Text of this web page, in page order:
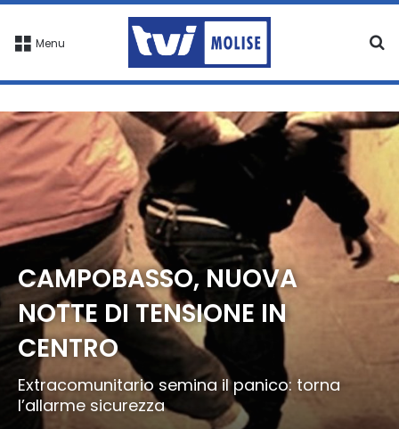
Menu
CAMPOBASSO, NUOVA
NOTTE DI TENSIONE IN
CENTRO
Extracomunitario semina il panico: torna
l’allarme sicurezza